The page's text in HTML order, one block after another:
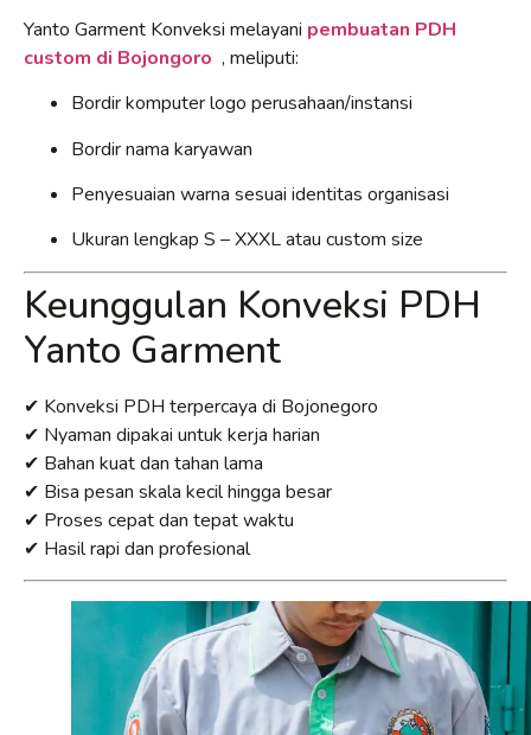
Yanto Garment Konveksi melayani pembuatan PDH
custom di Bojongoro , meliputi:
Bordir komputer logo perusahaan/instansi
Bordir nama karyawan
Penyesuaian warna sesuai identitas organisasi
Ukuran lengkap S – XXXL atau custom size
Keunggulan Konveksi PDH
Yanto Garment
✔ Konveksi PDH terpercaya di Bojonegoro
✔ Nyaman dipakai untuk kerja harian
✔ Bahan kuat dan tahan lama
✔ Bisa pesan skala kecil hingga besar
✔ Proses cepat dan tepat waktu
✔ Hasil rapi dan profesional